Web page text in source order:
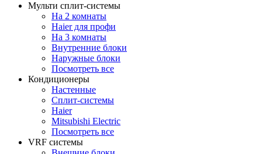
Мульти сплит-системы
На 2 комнаты
Haier для профи
На 3 комнаты
Внутренние блоки
Наружные блоки
Посмотреть все
Кондиционеры
Настенные
Сплит-системы
Haier
Mitsubishi Electric
Посмотреть все
VRF системы